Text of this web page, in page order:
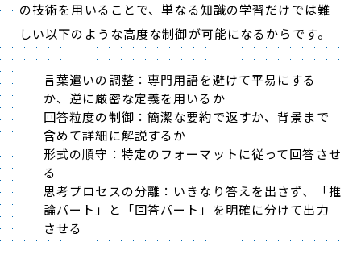
の技術を用いることで、単なる知識の学習だけでは難
しい以下のような高度な制御が可能になるからです。
言葉遣いの調整：専門用語を避けて平易にする
か、逆に厳密な定義を用いるか
回答粒度の制御：簡潔な要約で返すか、背景まで
含めて詳細に解説するか
形式の順守：特定のフォーマットに従って回答させ
る
思考プロセスの分離：いきなり答えを出さず、「推
論パート」と「回答パート」を明確に分けて出力
させる